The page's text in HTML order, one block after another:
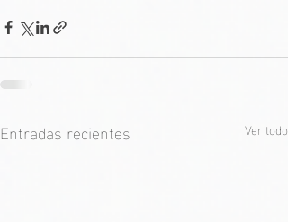
Entradas recientes Ver todo